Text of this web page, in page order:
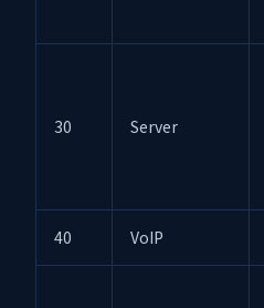
30 Server
40 VoIP